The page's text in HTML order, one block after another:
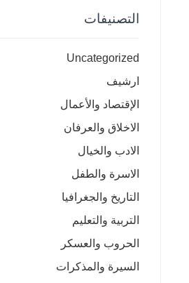
التصنيفات
Uncategorized
ارشيف
الإقتصاد والأعمال
الاخلاق والعرفان
الادب والخيال
الاسرة والطفل
التاريخ والجغرافيا
التربية والتعليم
الحروب والعسكر
السيرة والمذكرات